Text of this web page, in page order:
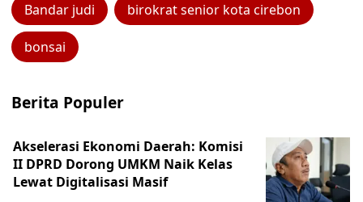
Bandar judi birokrat senior kota cirebon
bonsai
Berita Populer
Akselerasi Ekonomi Daerah: Komisi
II DPRD Dorong UMKM Naik Kelas
Lewat Digitalisasi Masif